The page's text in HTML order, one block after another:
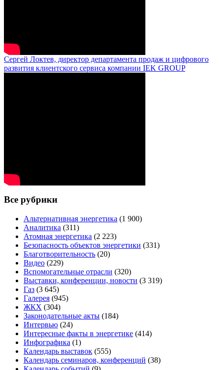
Сергей Локтев, директор департамента продаж и цифрового
развития клиентского сервиса компании IEK GROUP
Все рубрики
Альтернативная энергетика (1 900)
Аналитика (311)
Атомная энергетика (2 223)
Безопасность объектов энергетики (331)
Благотворительность (20)
Видео (229)
Вспомогательные отрасли (320)
Выставки, конференции, новости (3 319)
Газ (3 645)
Галерея (945)
ЖКХ (304)
Законодательные акты (184)
Интервью (24)
Интересные факты в энергетике (414)
Инфографика (1)
Календарь выставок (555)
Календарь семинаров, конференций (38)